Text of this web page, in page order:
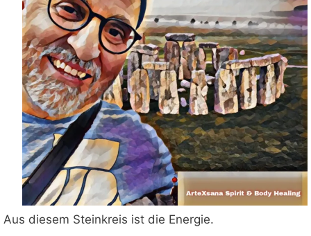
Aus diesem Steinkreis ist die Energie.